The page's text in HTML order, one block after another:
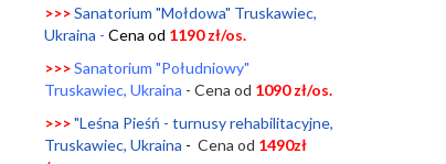
>>> Sanatorium "Mołdowa" Truskawiec,
Ukraina - Cena od 1190 zł/os.
>>> Sanatorium "Południowy"
Truskawiec, Ukraina - Cena od 1090 zł/os.
>>>"Leśna Pieśń - turnusy rehabilitacyjne,
Truskawiec, Ukraina - Cena od 1490zł